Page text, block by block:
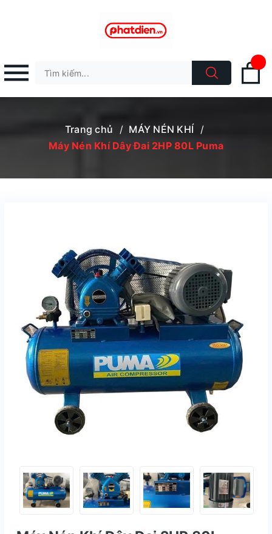
Trang chủ / MÁY NÉN KHÍ
/
Máy Nén Khí Dây Đai 2HP 80L Puma